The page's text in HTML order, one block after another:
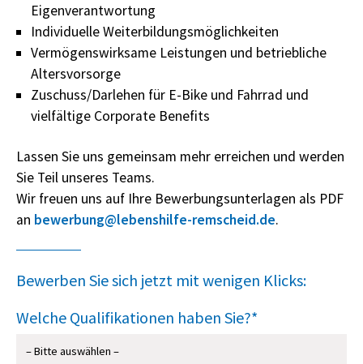
Eigenverantwortung
Individuelle Weiterbildungsmöglichkeiten
Vermögenswirksame Leistungen und betriebliche
Altersvorsorge
Zuschuss/Darlehen für E-Bike und Fahrrad und
vielfältige Corporate Benefits
Lassen Sie uns gemeinsam mehr erreichen und werden
Sie Teil unseres Teams.
Wir freuen uns auf Ihre Bewerbungsunterlagen als PDF
an bewerbung@lebenshilfe-remscheid.de.
Bewerben Sie sich jetzt mit wenigen Klicks:
Welche Qualifikationen haben Sie?*